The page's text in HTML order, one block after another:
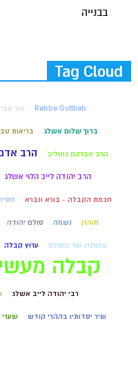
בבנייה
Tag Cloud
Rebbe Gottlieb אור
ברוך שלום אשלג בריאות
הרב אברהם גוטליב הרב אדם
הרב יהודה לייב הלוי אשלג
חכמת הקבלה - בורא ונברא
מוהרן נשמה סולם יהודה
עמותת אור הסולם ערוץ קבלה
קבלה
רבי יהודה לייב אשלג
שיר יסדותיו בההרי קודש